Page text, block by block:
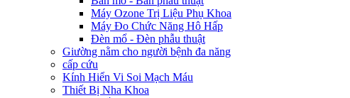
Máy Ozone Trị Liệu Phụ Khoa
Máy Đo Chức Năng Hô Hấp
Đèn mổ - Đèn phẫu thuật
Giường nằm cho người bệnh đa năng
cấp cứu
Kính Hiển Vi Soi Mạch Máu
Thiết Bị Nha Khoa